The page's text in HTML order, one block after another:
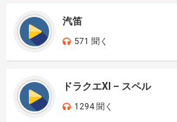
汽笛
571 聞く
ドラクエXI – スペル
1294 聞く